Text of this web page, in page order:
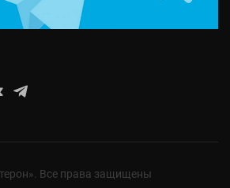
Все права защищены